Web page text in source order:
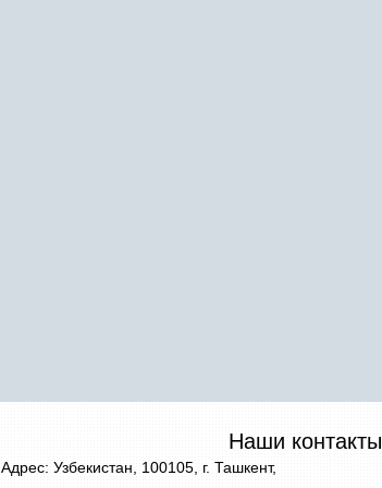
Наши контакты
Адрес: Узбекистан, 100105, г. Ташкент,